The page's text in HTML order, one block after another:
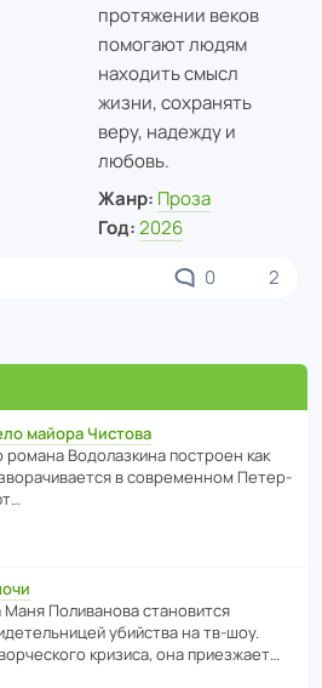
протяжении веков
помогают людям
находить смысл
жизни, сохранять
веру, надежду и
любовь.
Жанр: Проза
Год: 2026
0 2
майора Чистова
Водо­ла­з­кина пост­роен как
в совре­менном Пете­р­
Маня Поли­ва­нова стано­вится
убийства на тв-шоу.
кризиса, она приезжает…